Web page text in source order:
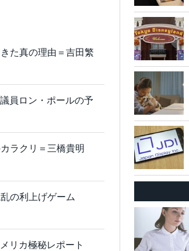
た真の理由＝吉田繁
員ロン・ポールの予
ラクリ＝三橋貴明
の利上げゲーム
リカ極秘レポート